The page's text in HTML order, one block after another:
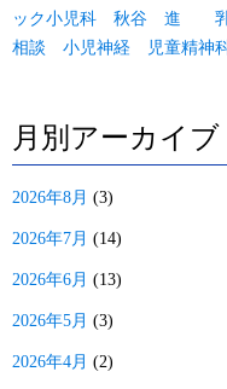
ック小児科 秋谷 進 乳
相談 小児神経 児童精神
月別アーカイブ
2026年8月 (3)
2026年7月 (14)
2026年6月 (13)
2026年5月 (3)
2026年4月 (2)